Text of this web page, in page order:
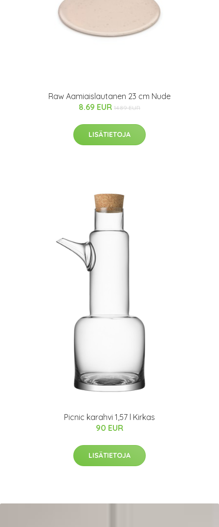
Raw Aamiaislautanen 23 cm Nude
8.69 EUR 14.89 EUR
LISÄTIETOJA
Picnic karahvi 1,57 l Kirkas
90 EUR
LISÄTIETOJA